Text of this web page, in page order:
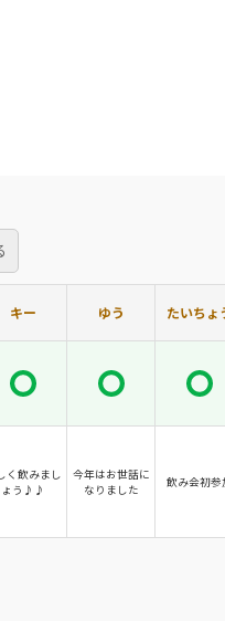
キー ゆう たいちょ
く飲みまし
ょう♪♪
今年はお世話に
なりました
飲み会初参